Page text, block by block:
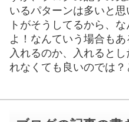
いるパターンは多いと
トがそうしてるから、
よ！なんていう場合も
入れるのか、入れると
れなくても良いのでは